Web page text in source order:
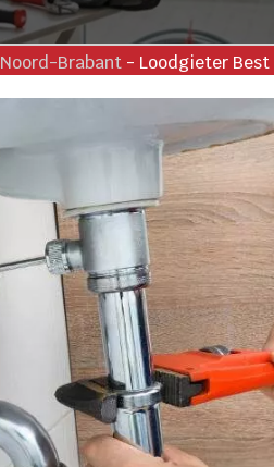
Noord-Brabant- Loodgieter Best